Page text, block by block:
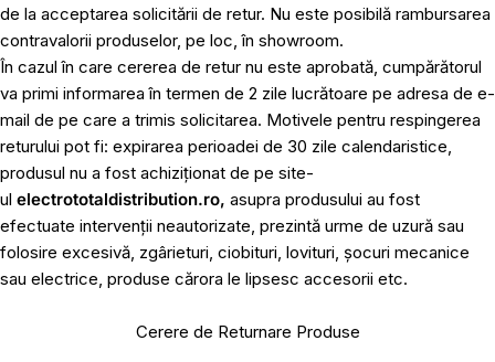
de la acceptarea solicitării de retur. Nu este posibilă rambursarea
contravalorii produselor, pe loc, în showroom.
În cazul în care cererea de retur nu este aprobată, cumpărătorul
va primi informarea în termen de 2 zile lucrătoare pe adresa de e-
mail de pe care a trimis solicitarea. Motivele pentru respingerea
returului pot fi: expirarea perioadei de 30 zile calendaristice,
produsul nu a fost achiziționat de pe site-
ul electrototaldistribution.ro, asupra produsului au fost
efectuate intervenții neautorizate, prezintă urme de uzură sau
folosire excesivă, zgârieturi, ciobituri, lovituri, șocuri mecanice
sau electrice, produse cărora le lipsesc accesorii etc.
Cerere de Returnare Produse